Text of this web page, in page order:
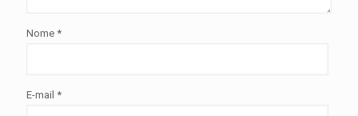
Nome *
E-mail *